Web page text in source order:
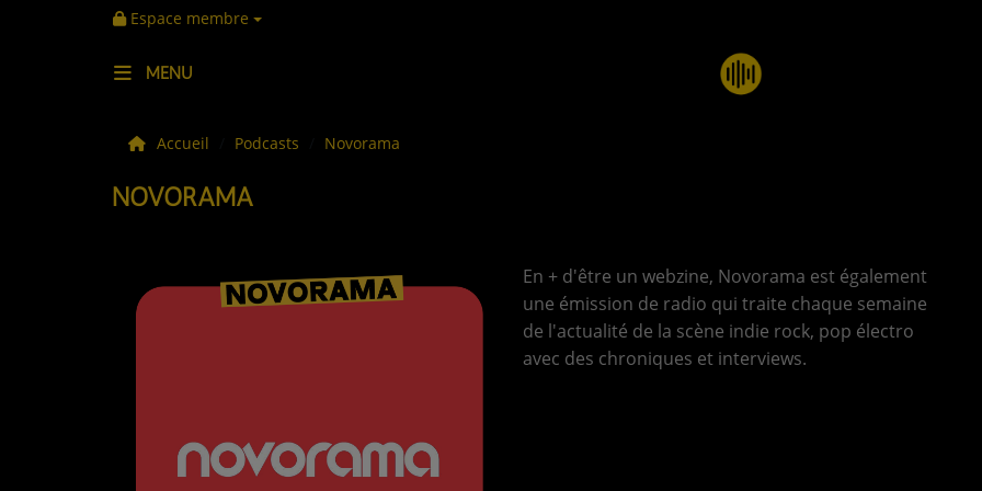
Espace membre
MENU
LA MUSIQUE
C'ÉTAIT QUOI CE TITRE ?
LA GRILLE DES PROGRAMMES
Accueil Podcasts Novorama
NOVORAMA
En + d'être un webzine, Novorama est également
une émission de radio qui traite chaque semaine
de l'actualité de la scène indie rock, pop électro
avec des chroniques et interviews.